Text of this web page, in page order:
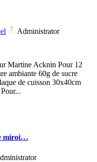
Administrator
Martine Acknin Pour 12
ambiante 60g de sucre
de cuisson 30x40cm
miroi…